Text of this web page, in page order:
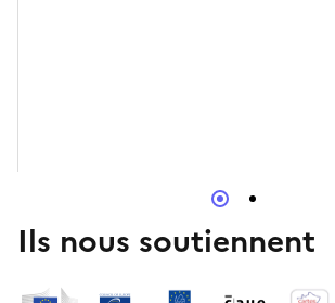
Ils nous soutiennent